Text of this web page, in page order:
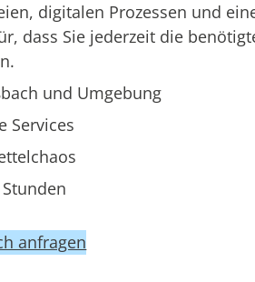
digitalen Prozessen und
dass Sie jederzeit die
und Umgebung
Services
anfragen